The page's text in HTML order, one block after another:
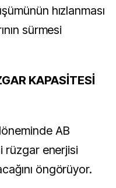
hızlanması
sürmesi
KAPASİTESİ
AB
rüzgar enerjisi
öngörüyor.